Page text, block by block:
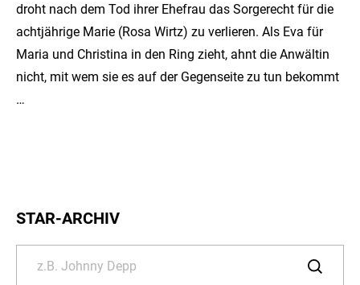
droht nach dem Tod ihrer Ehefrau das Sorgerecht für die
achtjährige Marie (Rosa Wirtz) zu verlieren. Als Eva für
Maria und Christina in den Ring zieht, ahnt die Anwältin
nicht, mit wem sie es auf der Gegenseite zu tun bekommt
…
STAR-ARCHIV